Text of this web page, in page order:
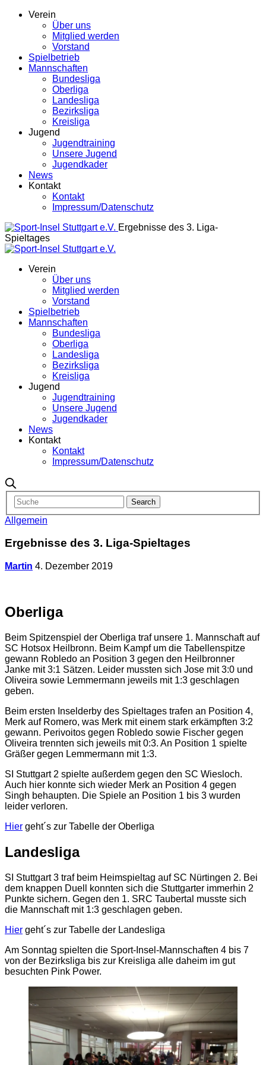
Verein
Über uns
Mitglied werden
Vorstand
Spielbetrieb
Mannschaften
Bundesliga
Oberliga
Landesliga
Bezirksliga
Kreisliga
Jugend
Jugendtraining
Unsere Jugend
Jugendkader
News
Kontakt
Kontakt
Impressum/Datenschutz
Ergebnisse des 3. Liga-
Spieltages
Verein
Über uns
Mitglied werden
Vorstand
Spielbetrieb
Mannschaften
Bundesliga
Oberliga
Landesliga
Bezirksliga
Kreisliga
Jugend
Jugendtraining
Unsere Jugend
Jugendkader
News
Kontakt
Kontakt
Impressum/Datenschutz
Allgemein
Ergebnisse des 3. Liga-Spieltages
Martin 4. Dezember 2019
Oberliga
Beim Spitzenspiel der Oberliga traf unsere 1. Mannschaft auf
SC Hotsox Heilbronn. Beim Kampf um die Tabellenspitze
gewann Robledo an Position 3 gegen den Heilbronner
Janke mit 3:1 Sätzen. Leider mussten sich Jose mit 3:0 und
Oliveira sowie Lemmermann jeweils mit 1:3 geschlagen
geben.
Beim ersten Inselderby des Spieltages trafen an Position 4,
Merk auf Romero, was Merk mit einem stark erkämpften 3:2
gewann. Perivoitos gegen Robledo sowie Fischer gegen
Oliveira trennten sich jeweils mit 0:3. An Position 1 spielte
Gräßer gegen Lemmermann mit 1:3.
SI Stuttgart 2 spielte außerdem gegen den SC Wiesloch.
Auch hier konnte sich wieder Merk an Position 4 gegen
Singh behaupten. Die Spiele an Position 1 bis 3 wurden
leider verloren.
Hier geht´s zur Tabelle der Oberliga
Landesliga
SI Stuttgart 3 traf beim Heimspieltag auf SC Nürtingen 2. Bei
dem knappen Duell konnten sich die Stuttgarter immerhin 2
Punkte sichern. Gegen den 1. SRC Taubertal musste sich
die Mannschaft mit 1:3 geschlagen geben.
Hier geht´s zur Tabelle der Landesliga
Am Sonntag spielten die Sport-Insel-Mannschaften 4 bis 7
von der Bezirksliga bis zur Kreisliga alle daheim im gut
besuchten Pink Power.